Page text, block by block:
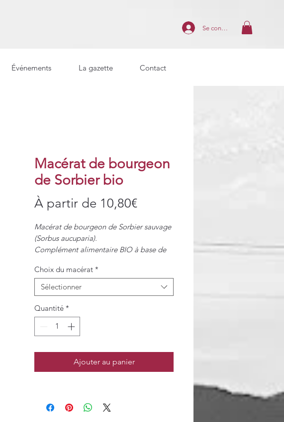
Se connecter
Événements La gazette Contact
Macérat de bourgeon
de Sorbier bio
À partir de 10,80€Prix
Macérat de bourgeon de Sorbier sauvage
(Sorbus aucuparia).
Complément alimentaire BIO à base de
Choix du macérat *
Sélectionner
Quantité *
Ajouter au panier